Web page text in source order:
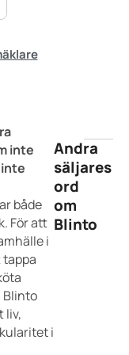
inte
både
För att
i
Blinto
liv,
i
Andra
säljares
ord
om
Blinto